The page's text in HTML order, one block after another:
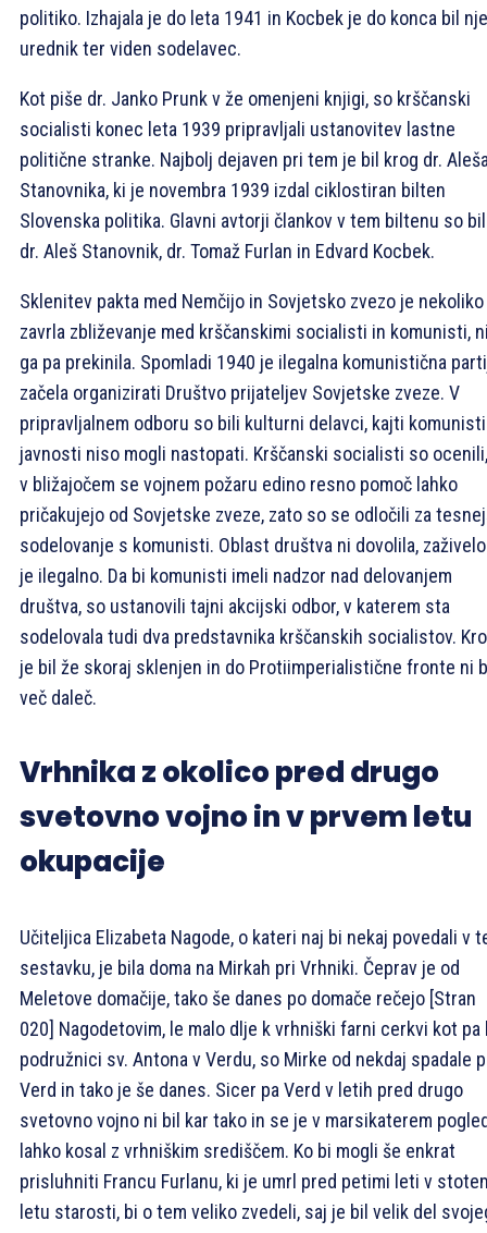
politiko. Izhajala je do leta 1941 in Kocbek je do konca bil
urednik ter viden sodelavec.
Kot piše dr. Janko Prunk v že omenjeni knjigi, so krščanski
socialisti konec leta 1939 pripravljali ustanovitev lastne
politične stranke. Najbolj dejaven pri tem je bil krog dr.
Stanovnika, ki je novembra 1939 izdal ciklostiran bilten
Slovenska politika. Glavni avtorji člankov v tem biltenu so
dr. Aleš Stanovnik, dr. Tomaž Furlan in Edvard Kocbek.
Sklenitev pakta med Nemčijo in Sovjetsko zvezo je nekoliko
zavrla zbliževanje med krščanskimi socialisti in komunisti,
ga pa prekinila. Spomladi 1940 je ilegalna komunistična
začela organizirati Društvo prijateljev Sovjetske zveze. V
pripravljalnem odboru so bili kulturni delavci, kajti
javnosti niso mogli nastopati. Krščanski socialisti so
v bližajočem se vojnem požaru edino resno pomoč lahko
pričakujejo od Sovjetske zveze, zato so se odločili za
sodelovanje s komunisti. Oblast društva ni dovolila,
je ilegalno. Da bi komunisti imeli nadzor nad delovanjem
društva, so ustanovili tajni akcijski odbor, v katerem sta
sodelovala tudi dva predstavnika krščanskih socialistov.
je bil že skoraj sklenjen in do Protiimperialistične fronte ni
več daleč.
Vrhnika z okolico pred drugo
svetovno vojno in v prvem letu
okupacije
Učiteljica Elizabeta Nagode, o kateri naj bi nekaj povedali v
sestavku, je bila doma na Mirkah pri Vrhniki. Čeprav je od
Meletove domačije, tako še danes po domače rečejo [Stran
020] Nagodetovim, le malo dlje k vrhniški farni cerkvi kot pa
podružnici sv. Antona v Verdu, so Mirke od nekdaj spadale
Verd in tako je še danes. Sicer pa Verd v letih pred drugo
svetovno vojno ni bil kar tako in se je v marsikaterem
lahko kosal z vrhniškim središčem. Ko bi mogli še enkrat
prisluhniti Francu Furlanu, ki je umrl pred petimi leti v
letu starosti, bi o tem veliko zvedeli, saj je bil velik del